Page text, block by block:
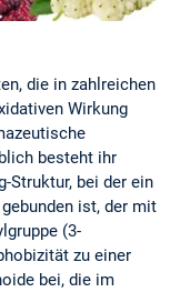
die in zahlreichen
Wirkung
besteht ihr
Struktur, bei der ein
ist, der mit
(3-
zu einer
bei, die im